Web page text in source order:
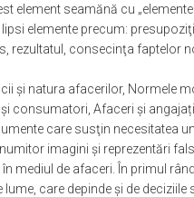
element seamănă cu
elemente precum:
rezultatul, consecinţa faptelor
și natura afacerilor, Normele
consumatori, Afaceri și
care susţin necesitatea
imagini şi reprezentări
mediul de afaceri. În primul
care depinde şi de